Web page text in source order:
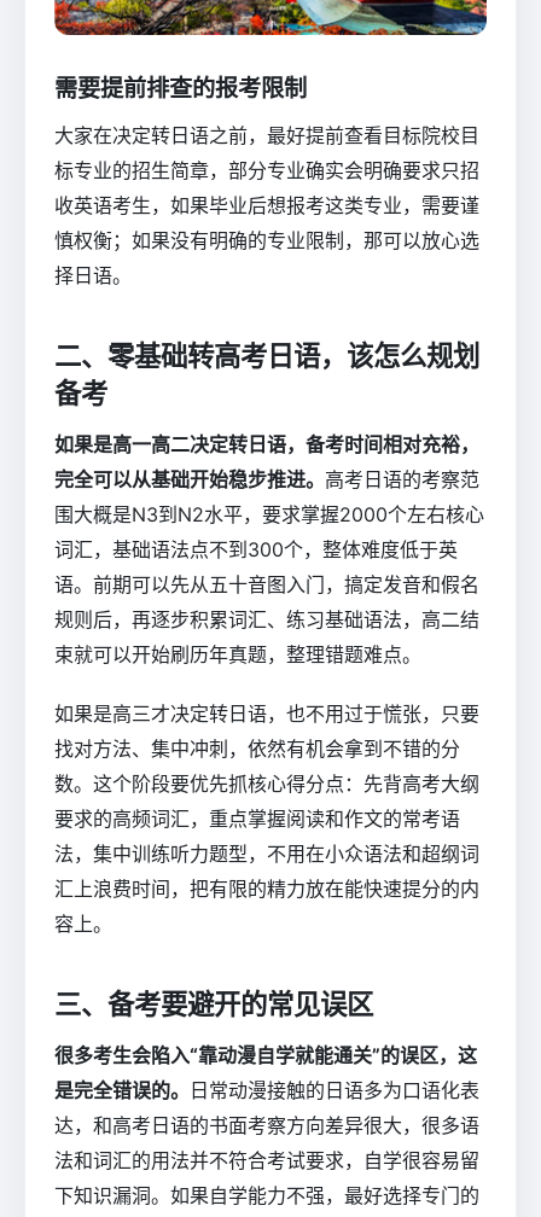
需要提前排查的报考限制
大家在决定转日语之前，最好提前查看目标院校目
标专业的招生简章，部分专业确实会明确要求只招
收英语考生，如果毕业后想报考这类专业，需要谨
慎权衡；如果没有明确的专业限制，那可以放心选
择日语。
二、零基础转高考日语，该怎么规划
备考
如果是高一高二决定转日语，备考时间相对充裕，
完全可以从基础开始稳步推进。 高考日语的考察范
围大概是N3到N2水平，要求掌握2000个左右核心
词汇，基础语法点不到300个，整体难度低于英
语。前期可以先从五十音图入门，搞定发音和假名
规则后，再逐步积累词汇、练习基础语法，高二结
束就可以开始刷历年真题，整理错题难点。
如果是高三才决定转日语，也不用过于慌张，只要
找对方法、集中冲刺，依然有机会拿到不错的分
数。这个阶段要优先抓核心得分点：先背高考大纲
要求的高频词汇，重点掌握阅读和作文的常考语
法，集中训练听力题型，不用在小众语法和超纲词
汇上浪费时间，把有限的精力放在能快速提分的内
容上。
三、备考要避开的常见误区
很多考生会陷入“靠动漫自学就能通关”的误区，这
是完全错误的。
日常动漫接触的日语多为口语化表
达，和高考日语的书面考察方向差异很大，很多语
法和词汇的用法并不符合考试要求，自学很容易留
下知识漏洞。如果自学能力不强，最好选择专门的